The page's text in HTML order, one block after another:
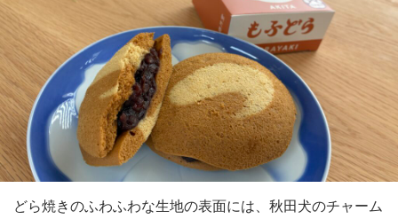
どら焼きのふわふわな生地の表面には、秋田犬のチャーム